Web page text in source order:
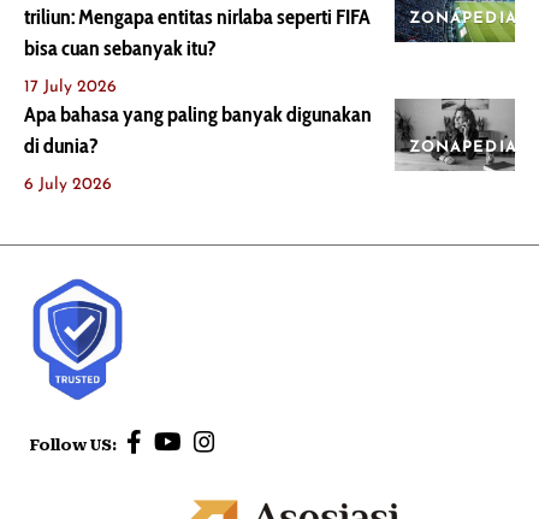
ZONAPEDIA
triliun: Mengapa entitas nirlaba seperti FIFA
bisa cuan sebanyak itu?
17 July 2026
ZONAPEDIA
Apa bahasa yang paling banyak digunakan
di dunia?
6 July 2026
Follow US: